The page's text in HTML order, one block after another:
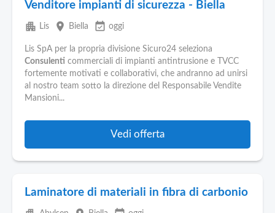
Blog
Pubblica
Offerte
Area
Venditore impianti di sicurezza - Biella
apartment Lis place Biella event_available oggi
Lis SpA per la propria divisione Sicuro24 seleziona
Consulenti commerciali di impianti antintrusione e TVCC
fortemente motivati e collaborativi, che andranno ad unirsi
al nostro team sotto la direzione del Responsabile Vendite
Mansioni...
Vedi offerta
Laminatore di materiali in fibra di carbonio